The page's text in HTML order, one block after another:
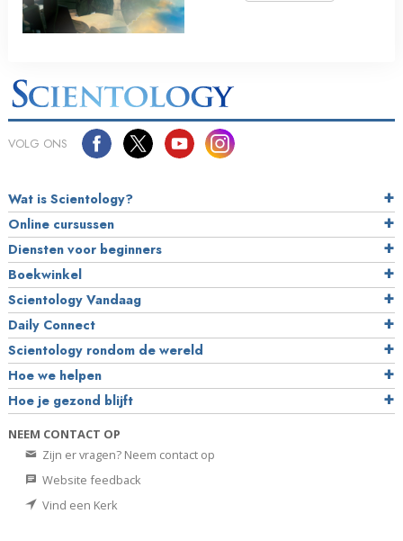
VOLG ONS
Wat is Scientology?
Online cursussen
Diensten voor beginners
Boekwinkel
Scientology Vandaag
Daily Connect
Scientology rondom de wereld
Hoe we helpen
Hoe je gezond blijft
NEEM CONTACT OP
Zijn er vragen? Neem contact op
Website feedback
Vind een Kerk